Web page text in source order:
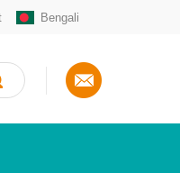
Bengali